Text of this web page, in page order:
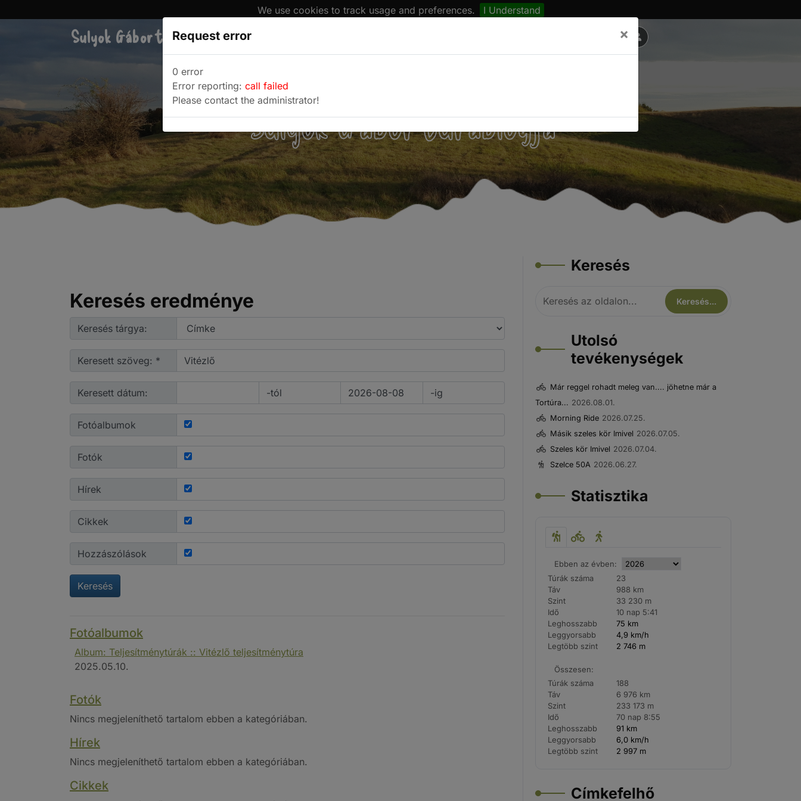
We use cookies to track usage and preferences. I Understand
Sulyok Gábor túrablogja Túranaptár
Sulyok Gábor túrablogja
Keresés eredménye
Keresés tárgya:
Keresett szöveg: *
Keresett dátum: -tól -ig
Fotóalbumok
Fotók
Hírek
Cikkek
Hozzászólások
Keresés
Fotóalbumok
Album: Teljesítménytúrák :: Vitézlő teljesítménytúra
2025.05.10.
Fotók
Nincs megjeleníthető tartalom ebben a kategóriában.
Hírek
Nincs megjeleníthető tartalom ebben a kategóriában.
Cikkek
Keresés
Utolsó
tevékenységek
Már reggel rohadt meleg van.... jöhetne már a
Tortúra... 2026.08.01.
Morning Ride 2026.07.25.
Másik szeles kör Imivel 2026.07.05.
Szeles kör Imivel 2026.07.04.
Szelce 50A 2026.06.27.
Statisztika
Ebben az évben:
Túrák száma
23
Táv
988 km
Szint
33 230 m
Idő
10 nap 5:41
Leghosszabb
75 km
Leggyorsabb
4,9 km/h
Legtöbb szint
2 746 m
Összesen:
Túrák száma
188
Táv
6 976 km
Szint
233 173 m
Idő
70 nap 8:55
Leghosszabb
91 km
Leggyorsabb
6,0 km/h
Legtöbb szint
2 997 m
Címkefelhő
Request error ×
0 error
Error reporting: call failed
Please contact the administrator!